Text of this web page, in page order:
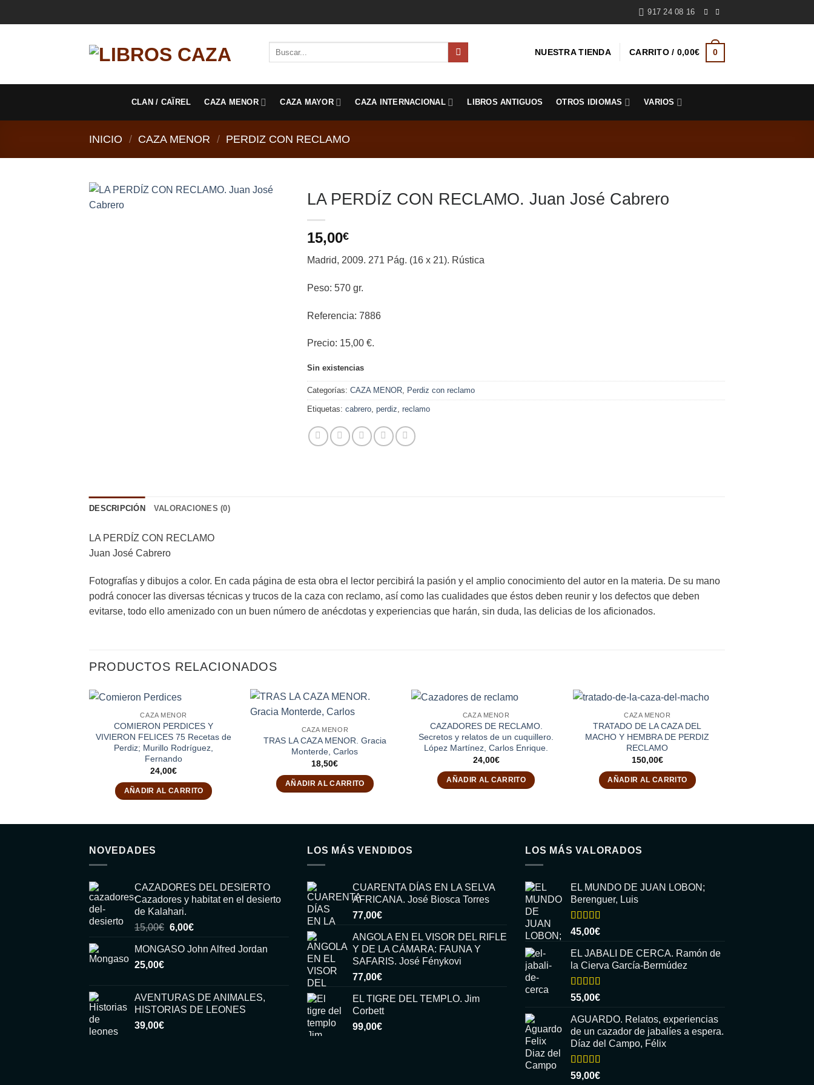
al
917 24 08 16
NUESTRA TIENDA CARRITO / 0,00€ 0
CLAN / CAÏREL CAZA MENOR CAZA MAYOR CAZA INTERNACIONAL LIBROS ANTIGUOS OTROS IDIOMAS VARIOS
INICIO / CAZA MENOR / PERDIZ CON RECLAMO
LA PERDÍZ CON RECLAMO. Juan José Cabrero
15,00€
Madrid, 2009. 271 Pág. (16 x 21). Rústica
Peso: 570 gr.
Referencia: 7886
Precio: 15,00 €.
Sin existencias
Categorías: CAZA MENOR Perdiz con reclamo
Etiquetas: cabrero perdiz reclamo
DESCRIPCIÓN VALORACIONES (0)
LA PERDÍZ CON RECLAMO
Juan José Cabrero
Fotografías y dibujos a color. En cada página de esta obra el lector percibirá la pasión y el amplio conocimiento del autor en la materia. De su mano
podrá conocer las diversas técnicas y trucos de la caza con reclamo, así como las cualidades que éstos deben reunir y los defectos que deben
evitarse, todo ello amenizado con un buen número de anécdotas y experiencias que harán, sin duda, las delicias de los aficionados.
PRODUCTOS RELACIONADOS
CAZA MENOR
COMIERON PERDICES Y
VIVIERON FELICES 75 Recetas de
Perdiz; Murillo Rodríguez,
Fernando
24,00€
AÑADIR AL CARRITO
CAZA MENOR
TRAS LA CAZA MENOR. Gracia
Monterde, Carlos
18,50€
AÑADIR AL CARRITO
CAZA MENOR
CAZADORES DE RECLAMO.
Secretos y relatos de un cuquillero.
López Martínez, Carlos Enrique.
24,00€
AÑADIR AL CARRITO
CAZA MENOR
TRATADO DE LA CAZA DEL
MACHO Y HEMBRA DE PERDIZ
RECLAMO
150,00€
AÑADIR AL CARRITO
NOVEDADES
CAZADORES DEL DESIERTO
Cazadores y habitat en el desierto
de Kalahari.
15,00€ El
original
6,00€El
actual
MONGASO John Alfred Jordan
25,00€
AVENTURAS DE ANIMALES,
HISTORIAS DE LEONES
39,00€
LOS MÁS VENDIDOS
CUARENTA DÍAS EN LA SELVA
AFRICANA. José Biosca Torres
77,00€
ANGOLA EN EL VISOR DEL RIFLE
Y DE LA CÁMARA: FAUNA Y
SAFARIS. José Fénykovi
77,00€
EL TIGRE DEL TEMPLO. Jim
Corbett
99,00€
LOS MÁS VALORADOS
EL MUNDO DE JUAN LOBON;
Berenguer, Luis
Valorado
con
5
45,00€
EL JABALI DE CERCA. Ramón de
la Cierva García-Bermúdez
Valorado
con
5
55,00€
AGUARDO. Relatos, experiencias
de un cazador de jabalíes a espera.
Díaz del Campo, Félix
Valorado
59,00€